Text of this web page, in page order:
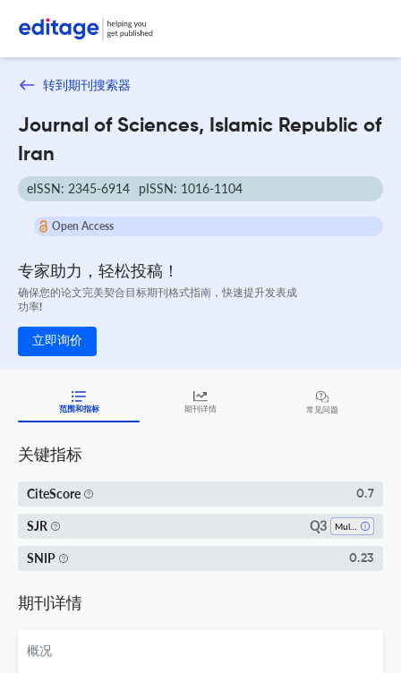
转到期刊搜索器
Journal of Sciences, Islamic Republic of
Iran
eISSN: 2345-6914 pISSN: 1016-1104
Open Access
专家助力，轻松投稿！
确保您的论文完美契合目标期刊格式指南，快速提升发表成
功率!
立即询价
范围和指标 期刊详情 常见问题
关键指标
CiteScore 0.7
SJR Q3
SNIP 0.23
期刊详情
概况